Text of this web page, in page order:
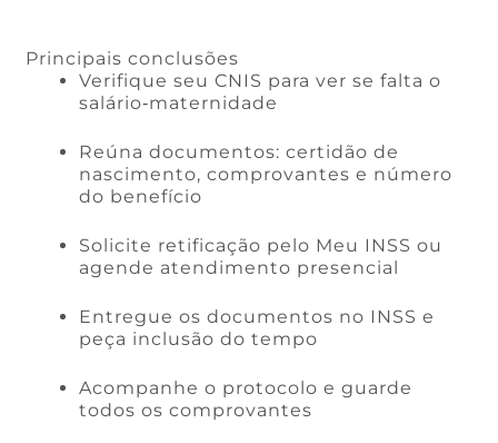
Principais conclusões
Verifique seu CNIS para ver se falta o
salário‑maternidade
Reúna documentos: certidão de
nascimento, comprovantes e número
do benefício
Solicite retificação pelo Meu INSS ou
agende atendimento presencial
Entregue os documentos no INSS e
peça inclusão do tempo
Acompanhe o protocolo e guarde
todos os comprovantes